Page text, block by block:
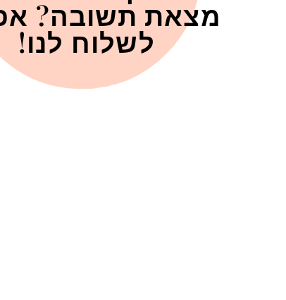
מצאת תשובה?
לשלוח לנו!